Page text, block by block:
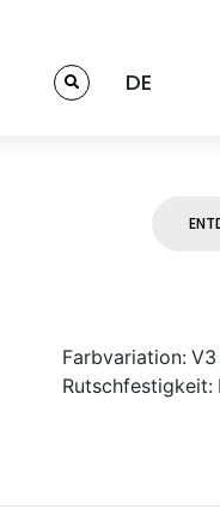
DE
Farbvariation:
Rutschfestigkeit: